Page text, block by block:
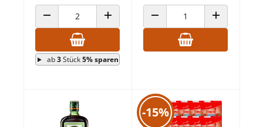
ANZAHL VERRINGERNANZAHL ERHÖHEN
ab3Stück5% sparen
ANZAHL VERRINGERNANZAHL
-15%